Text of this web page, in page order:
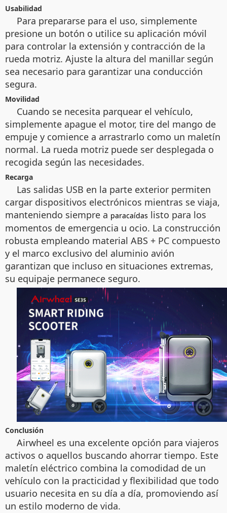
Usabilidad
Para prepararse para el uso, simplemente
presione un botón o utilice su aplicación móvil
para controlar la extensión y contracción de la
rueda motriz. Ajuste la altura del manillar según
sea necesario para garantizar una conducción
segura.
Movilidad
Cuando se necesita parquear el vehículo,
simplemente apague el motor, tire del mango de
empuje y comience a arrastrarlo como un maletín
normal. La rueda motriz puede ser desplegada o
recogida según las necesidades.
Recarga
Las salidas USB en la parte exterior permiten
cargar dispositivos electrónicos mientras se viaja,
manteniendo siempre a paracaídas listo para los
momentos de emergencia u ocio. La construcción
robusta empleando material ABS + PC compuesto
y el marco exclusivo del aluminio avión
garantizan que incluso en situaciones extremas,
su equipaje permanece seguro.
Conclusión
Airwheel es una excelente opción para viajeros
activos o aquellos buscando ahorrar tiempo. Este
maletín eléctrico combina la comodidad de un
vehículo con la practicidad y flexibilidad que todo
usuario necesita en su día a día, promoviendo así
un estilo moderno de vida.